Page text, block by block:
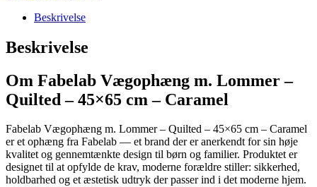
Beskrivelse
Beskrivelse
Om Fabelab Vægophæng m. Lommer –
Quilted – 45×65 cm – Caramel
Fabelab Vægophæng m. Lommer – Quilted – 45×65 cm – Caramel
er et ophæng fra Fabelab — et brand der er anerkendt for sin høje
kvalitet og gennemtænkte design til børn og familier. Produktet er
designet til at opfylde de krav, moderne forældre stiller: sikkerhed,
holdbarhed og et æstetisk udtryk der passer ind i det moderne hjem.